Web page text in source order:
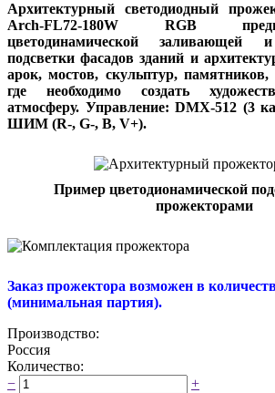
Архитектурный светодиодный
Arch-FL72-180W RGB
цветодинамической заливающей
подсветки фасадов зданий и
арок, мостов, скульптур,
где необходимо создать
атмосферу. Управление: DMX-512 (3
ШИМ (R-, G-, B, V+).
Пример цветодионамической
прожекторами
Заказ прожектора возможен в
(минимальная партия).
Производство:
Россия
Количество:
−
+